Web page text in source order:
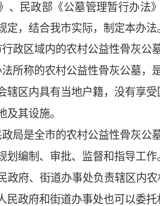
、民政部《公墓管理暂行办
定，结合我市实际，制定本办法
政区域内的农村公益性骨灰公
所称的农村公益性骨灰公墓，
辖区内具有当地户籍，没有享
及其设施。
局是全市的农村公益性骨灰公
划编制、审批、监督和指导工作
政府、街道办事处负责辖区内
民政府和街道办事处也可以委